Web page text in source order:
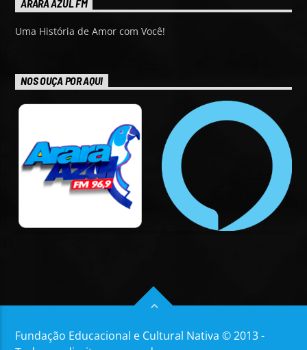
ARARA AZUL FM
Uma História de Amor com Você!
NOS OUÇA POR AQUI
Fundação Educacional e Cultural Nativa © 2013 -